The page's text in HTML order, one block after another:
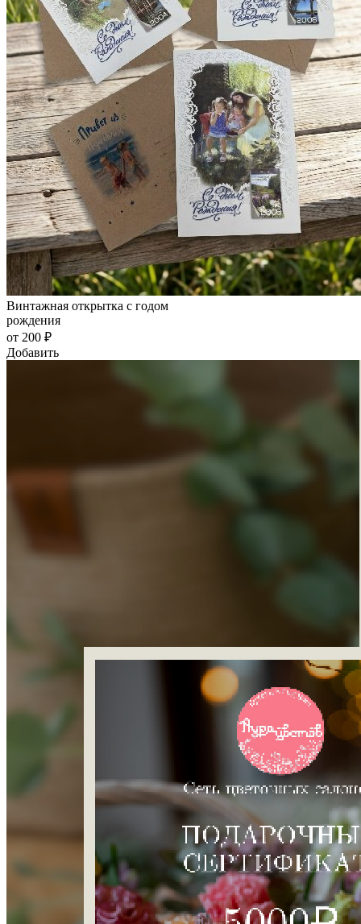
Винтажная открытка с годом
рождения
от 200 ₽
Добавить